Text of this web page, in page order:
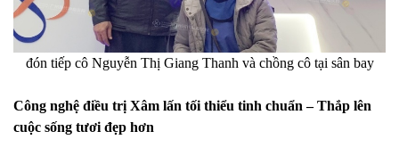
đón tiếpcô Nguyễn Thị Giang Thanh và chồng cô tại sân bay
Công nghệ điều trị Xâm lấn tối thiểu tinh chuẩn – Thắp lên
cuộc sống tươi đẹp hơn